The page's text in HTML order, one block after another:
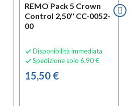
REMO Pack 5 Crown
Control 2,50" CC-0052-
00
 Disponibilità immediata
 Spedizione solo 6,90 €
15,50 €